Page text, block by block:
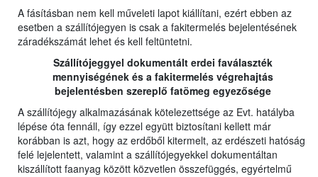
A fásításban nem kell műveleti lapot kiállítani, ezért ebben az
esetben a szállítójegyen is csak a fakitermelés bejelentésének
záradékszámát lehet és kell feltüntetni.
Szállítójeggyel dokumentált erdei faválaszték
mennyiségének és a fakitermelés végrehajtás
bejelentésben szereplő fatömeg egyezősége
A szállítójegy alkalmazásának kötelezettsége az Evt. hatályba
lépése óta fennáll, így ezzel együtt biztosítani kellett már
korábban is azt, hogy az erdőből kitermelt, az erdészeti hatóság
felé lejelentett, valamint a szállítójegyekkel dokumentáltan
kiszállított faanyag között közvetlen összefüggés, egyértelmű